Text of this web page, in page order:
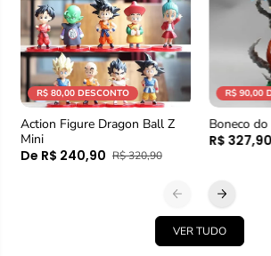
R$ 80,00 DESCONTO
Action Figure Dragon Ball Z
Mini
De R$ 240,90 R$ 320,90
R$ 90,00
Boneco
R$ 327,90
VER TUDO